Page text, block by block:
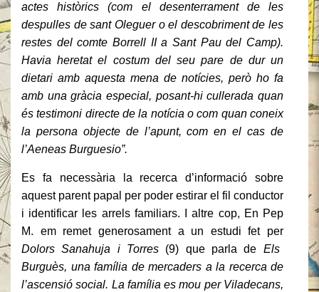
actes històrics (com el desenterrament de les
despulles de sant Oleguer o el descobriment de les
restes del comte Borrell II a Sant Pau del Camp).
Havia heretat el costum del seu pare de dur un
dietari amb aquesta mena de notícies, però ho fa
amb una gràcia especial, posant-hi cullerada quan
és testimoni directe de la notícia o com quan coneix
la persona objecte de l’apunt, com en el cas de
l’Aeneas Burguesio”.
Es fa necessària la recerca d’informació sobre
aquest parent papal per poder estirar el fil conductor
i identificar les arrels familiars. I altre cop, En Pep
M. em remet generosament a un estudi fet per
Dolors Sanahuja i Torres (9) que parla de Els
Burguès, una família de mercaders a la recerca de
l’ascensió social. La família es mou per Viladecans,